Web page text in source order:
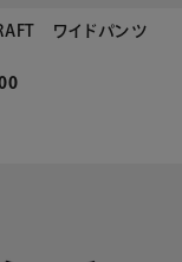
ワイドパンツ